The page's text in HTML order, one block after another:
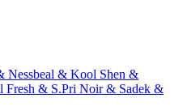
Nessbeal & Kool Shen &
Fresh & S.Pri Noir & Sadek &